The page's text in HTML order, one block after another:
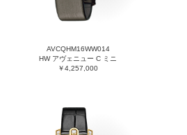
AVCQHM16WW014
HW アヴェニュー C ミニ
￥4,257,000